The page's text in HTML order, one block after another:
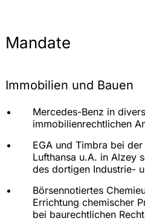
Mandate
Immobilien und Bauen
Mercedes-Benz in
immobilienrechtlichen
EGA und Timbra bei
Lufthansa u.A. in Alzey
des dortigen Industrie-
Börsennotiertes
Errichtung chemischer
bei baurechtlichen